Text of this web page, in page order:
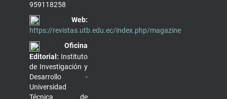
959118258
Web:
https://revistas.utb.edu.ec/index.php/magazine
Oficina
Editorial: Instituto
de Investigación y
Desarrollo -
Universidad
Técnica de